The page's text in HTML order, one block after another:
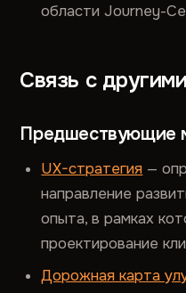
области Journey-
Связь с
Предшествующие
UX-стратегия —
направление
опыта, в рамках
проектирование
Дорожная карта